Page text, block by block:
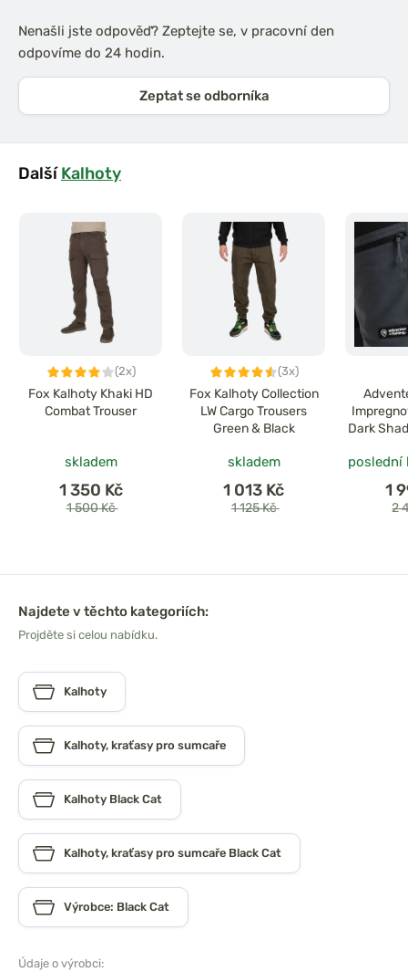
Nenašli jste odpověď? Zeptejte se, v pracovní den
odpovíme do 24 hodin.
Zeptat se odborníka
DalšíKalhoty
(2x)
Fox Kalhoty Khaki HD
Combat Trouser
skladem
1 350 Kč
1 500 Kč
(3x)
Fox Kalhoty Collection
LW Cargo Trousers
Green & Black
skladem
1 013 Kč
1 125 Kč
Dark
poslední
1
2
Najdete v těchto kategoriích:
Projděte si celou nabídku.
Kalhoty
Kalhoty, kraťasy pro sumcaře
Kalhoty Black Cat
Kalhoty, kraťasy pro sumcaře Black Cat
Výrobce: Black Cat
Údaje o výrobci: